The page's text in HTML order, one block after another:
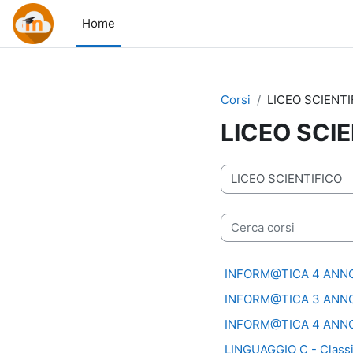
Vai al contenuto principale
Home
Corsi LICEO
LICEO
Categorie di corso
Cerca corsi
INFORM@TICA 4
INFORM@TICA 3
INFORM@TICA 4
LINGUAGGIO C -